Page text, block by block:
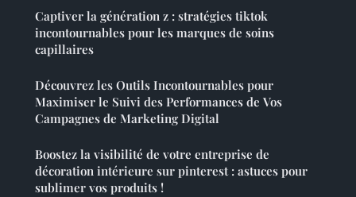
Captiver la génération z : stratégies tiktok
incontournables pour les marques de soins
capillaires
Découvrez les Outils Incontournables pour
Maximiser le Suivi des Performances de Vos
Campagnes de Marketing Digital
Boostez la visibilité de votre entreprise de
décoration intérieure sur pinterest : astuces pour
sublimer vos produits !